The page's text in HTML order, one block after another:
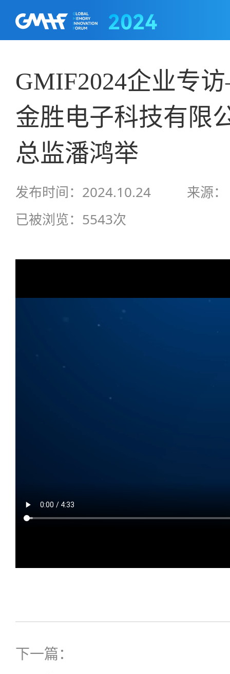
GMIF2024企业专
金胜电子科技有限
总监潘鸿举
发布时间：2024.10.24
来源：
已被浏览：5543次
下一篇：